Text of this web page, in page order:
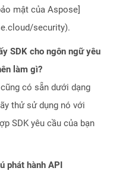
mật của Aspose]
security).
SDK cho ngôn ngữ yêu
làm gì?
có sẵn dưới dạng
thử sử dụng nó với
SDK yêu cầu của bạn
phát hành API